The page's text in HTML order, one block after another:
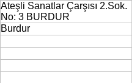
Ateşli Sanatlar Çarşısı 2.Sok.
No: 3 BURDUR
Burdur